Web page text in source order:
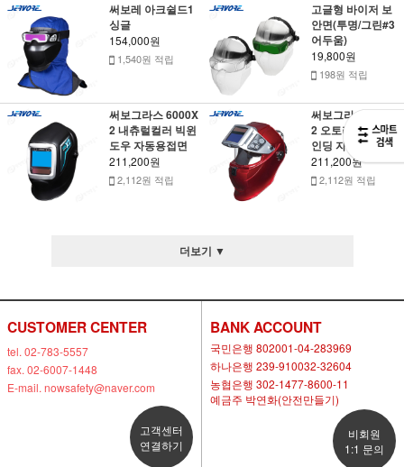
써보레 아크쉴드1
싱글
154,000원
1,540원 적립
고글형 바이저 보
안면(투명/그린#3
어두움)
19,800원
198원 적립
써보그라스 6000X
2 내츄럴컬러 빅윈
도우 자동용접면
211,200원
2,112원 적립
써보그라스 5000X
2 오토리프트 그라
인딩 자동용접면
211,200원
2,112원 적립
더보기 ▼
CUSTOMER CENTER
tel. 02-783-5557
fax. 02-6007-1448
E-mail. nowsafety@naver.com
고객센터
연결하기
BANK ACCOUNT
국민은행 802001-04-283969
하나은행 239-910032-32604
농협은행 302-1477-8600-11
예금주 박연화(안전만들기)
비회원
1:1 문의